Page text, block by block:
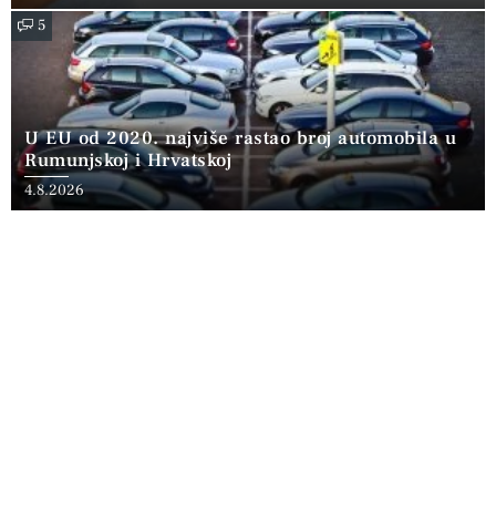
5
U EU od 2020. najviše rastao broj automobila u
Rumunjskoj i Hrvatskoj
4.8.2026